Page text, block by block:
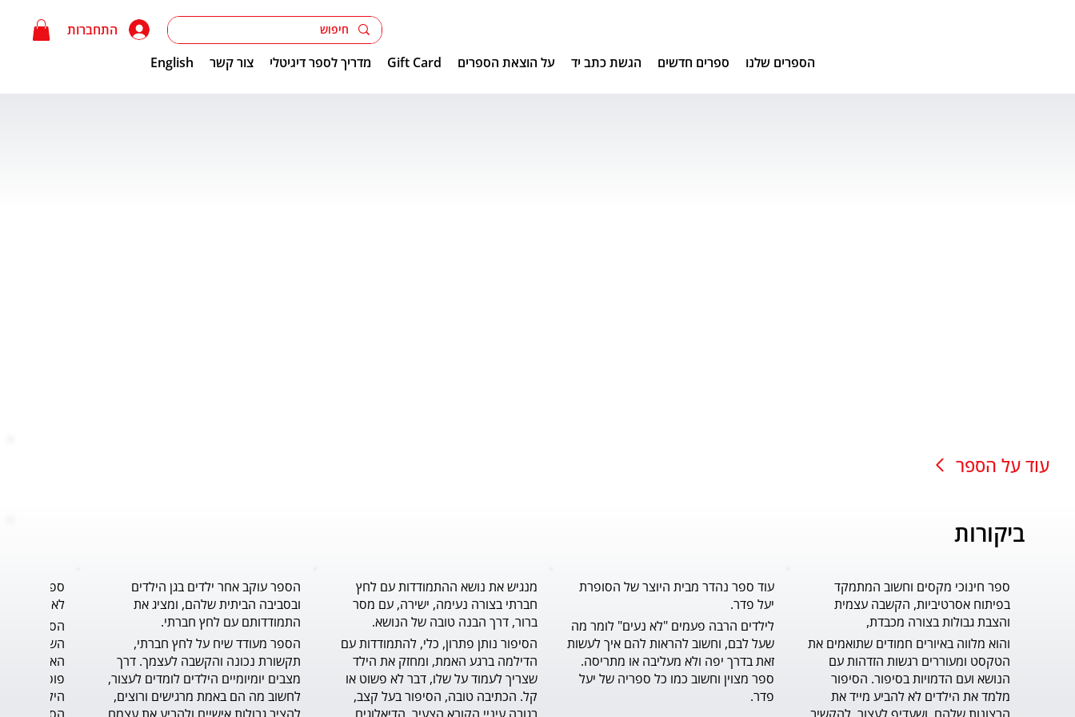
התחברות
הספרים שלנו
ספרים חדשים הגשת כתב יד על הוצאת הספרים Gift Card מדריך לספר דיגיטלי צור קשר English
עוד על הספר
ביקורות
ספר חינוכי מקסים וחשוב המתמקד
בפיתוח אסרטיביות, הקשבה עצמית
והצבת גבולות בצורה מכבדת,
והוא מלווה באיורים חמודים שתואמים את
הנושא ועם הדמויות בסיפור. הסיפור
מלמד את הילדים לא להביע מייד את
עוד ספר נהדר מבית היוצר של הסופרת
יעל פדר.
פדר.
מנגיש את נושא ההתמודדות עם לחץ
חברתי בצורה נעימה, ישירה, עם מסר
ברור, דרך הבנה טובה של הנושא.
הספר עוקב אחר ילדים בגן הילדים
ובסביבה הביתית שלהם, ומציג את
התמודדותם עם לחץ חברתי.
תקשורת נכונה והקשבה לעצמך. דרך
ספר נוגע
לאורך